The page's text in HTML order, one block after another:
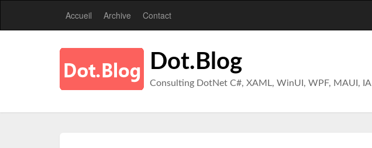
Accueil Archive Contact
Dot.Blog
Consulting DotNet C#, XAML, WinUI, WPF, MAUI, IA